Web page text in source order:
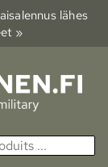
lähes
»